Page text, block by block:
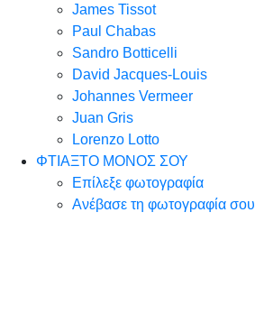
James Tissot
Paul Chabas
Sandro Botticelli
David Jacques-Louis
Johannes Vermeer
Juan Gris
Lorenzo Lotto
ΦΤΙΑΞΤΟ ΜΟΝΟΣ ΣΟΥ
Επίλεξε φωτογραφία
Ανέβασε τη φωτογραφία σου